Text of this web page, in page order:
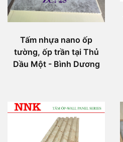
Tấm nhựa nano ốp
tường, ốp trần tại Thủ
Dầu Một - Bình Dương